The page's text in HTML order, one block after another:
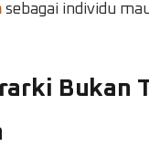
sebagai individu
Bukan